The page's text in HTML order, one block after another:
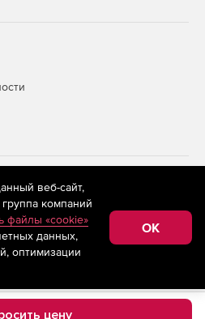
цену
store.softline.ru применяются
(информационные технологии
на основе сбора,
относящихся к
сети «Интернет»,
Российской Федерации)
веб-сайт,
компаний
файлы «cookie»
данных,
оптимизации
OK